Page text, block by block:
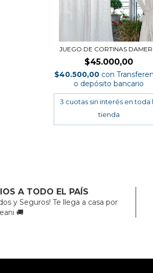
JUEGO DE CORTINAS
$45.000,00
$40.500,00 con
o depósito bancario
A TODO EL PAÍS
y Seguros! Te llega a casa por
🚚